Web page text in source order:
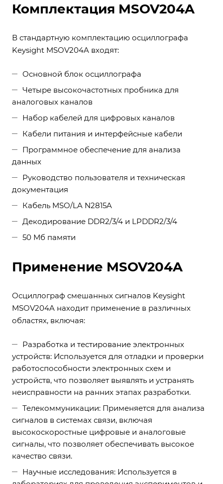
Комплектация MSOV204A
В стандартную комплектацию осциллографа
Keysight MSOV204A входят:
Основной блок осциллографа
Четыре высокочастотных пробника для
аналоговых каналов
Набор кабелей для цифровых каналов
Кабели питания и интерфейсные кабели
Программное обеспечение для анализа
данных
Руководство пользователя и техническая
документация
Кабель MSO/LA N2815A
Декодирование DDR2/3/4 и LPDDR2/3/4
50 Мб памяти
Применение MSOV204A
Осциллограф смешанных сигналов Keysight
MSOV204A находит применение в различных
областях, включая:
Разработка и тестирование электронных
устройств: Используется для отладки и проверки
работоспособности электронных схем и
устройств, что позволяет выявлять и устранять
неисправности на ранних этапах разработки.
Телекоммуникации: Применяется для анализа
сигналов в системах связи, включая
высокоскоростные цифровые и аналоговые
сигналы, что позволяет обеспечивать высокое
качество связи.
Научные исследования: Используется в